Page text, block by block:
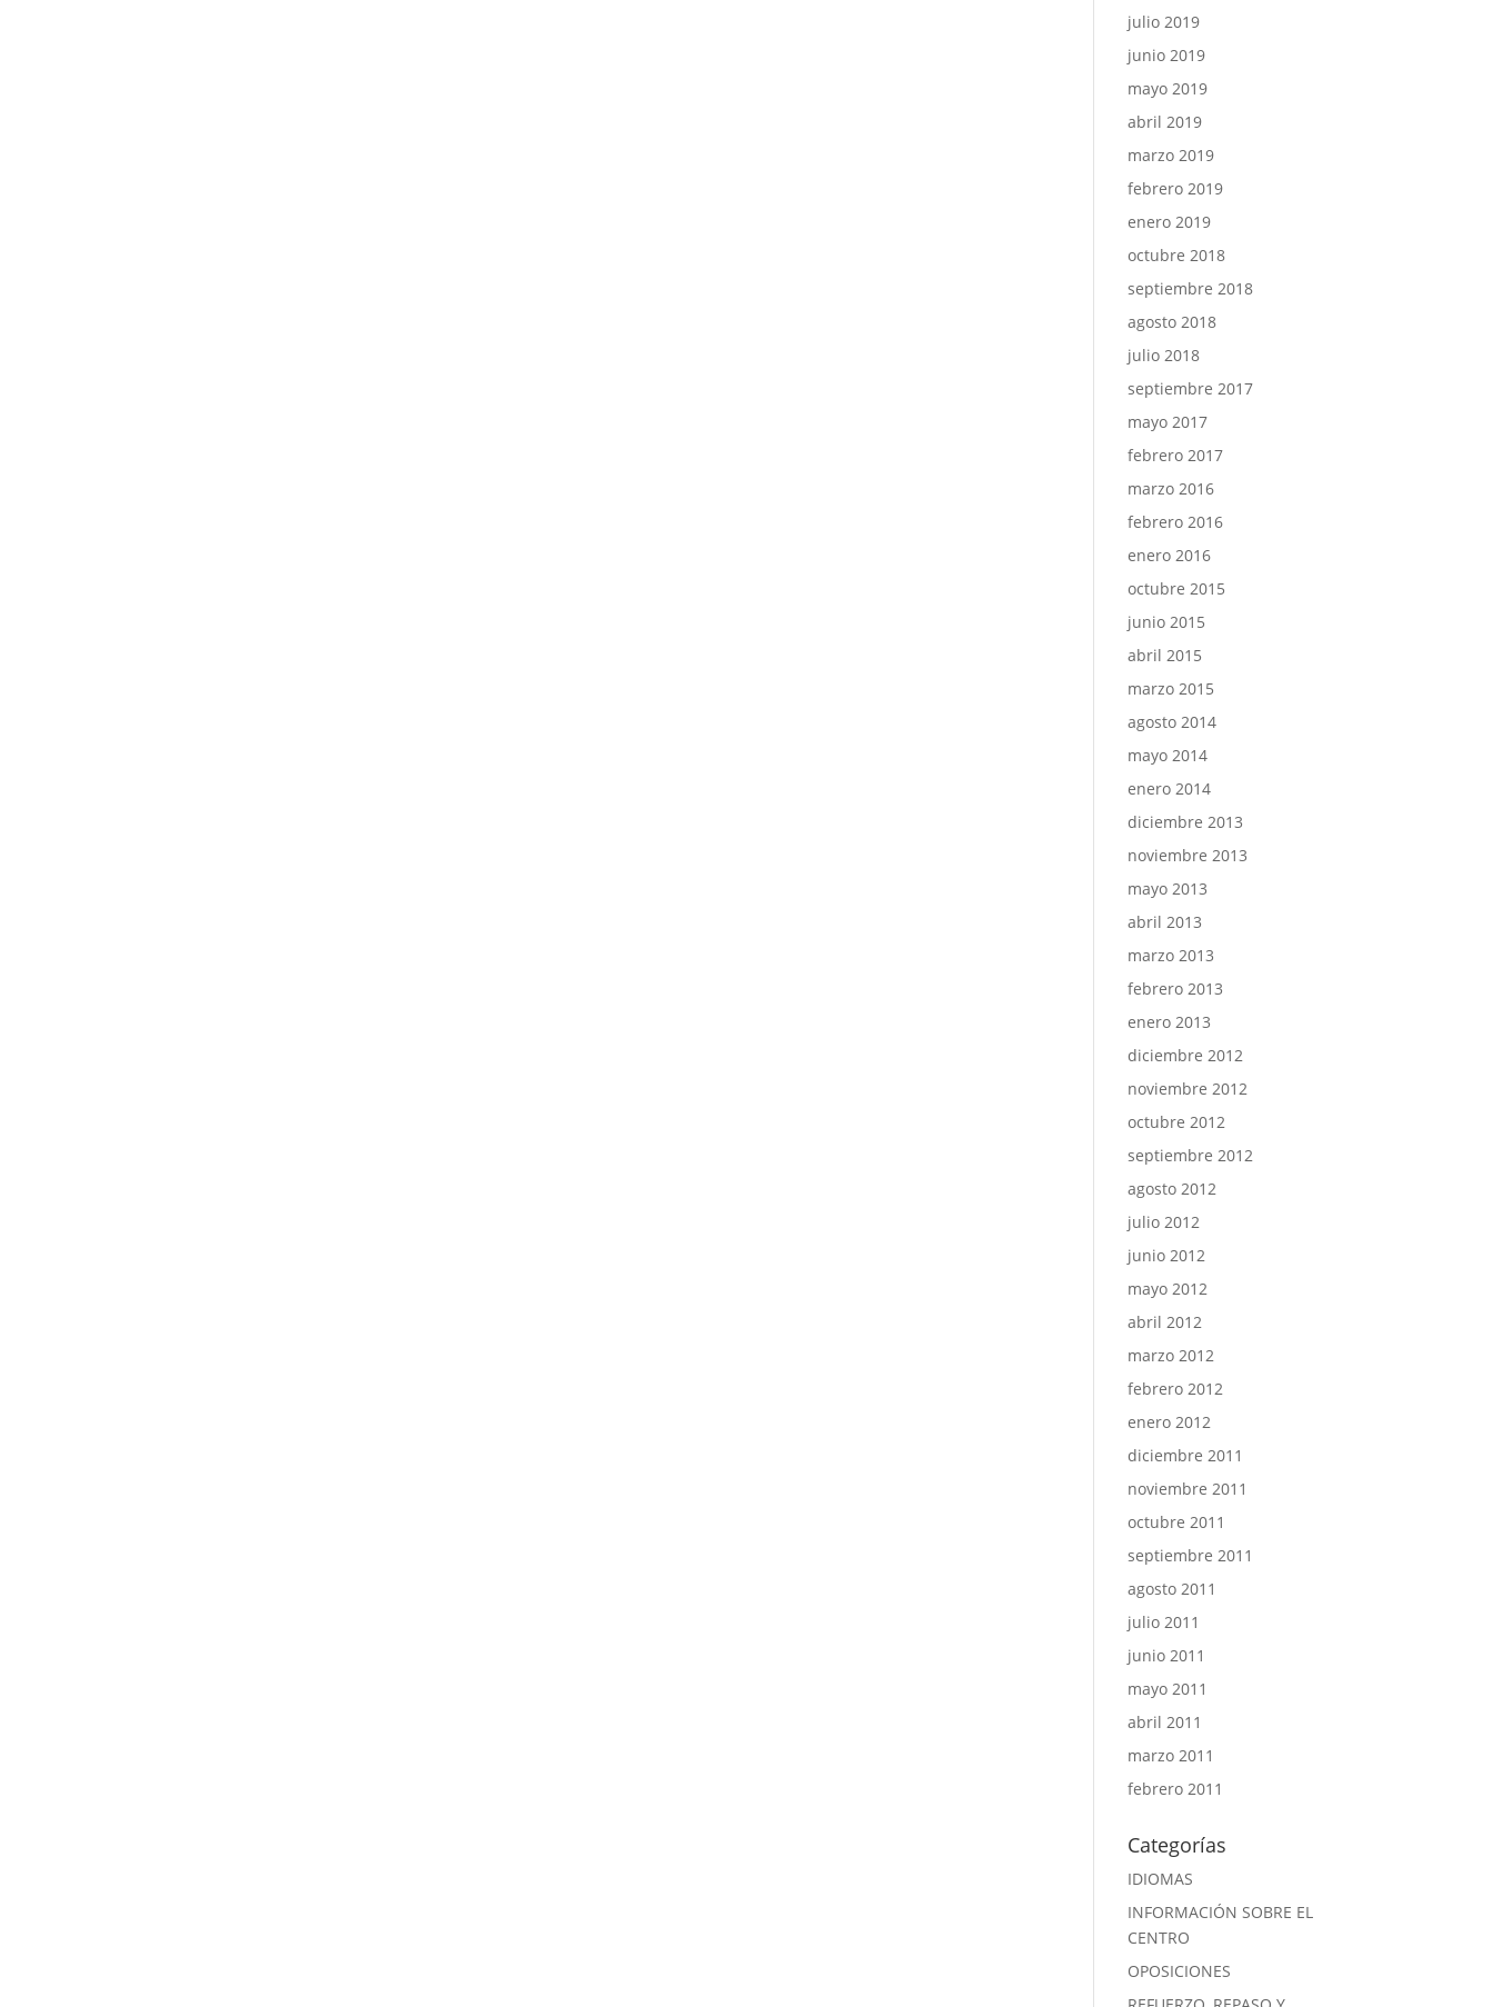
julio 2019
junio 2019
mayo 2019
abril 2019
marzo 2019
febrero 2019
enero 2019
octubre 2018
septiembre 2018
agosto 2018
julio 2018
septiembre 2017
mayo 2017
febrero 2017
marzo 2016
febrero 2016
enero 2016
octubre 2015
junio 2015
abril 2015
marzo 2015
agosto 2014
mayo 2014
enero 2014
diciembre 2013
noviembre 2013
mayo 2013
abril 2013
marzo 2013
febrero 2013
enero 2013
diciembre 2012
noviembre 2012
octubre 2012
septiembre 2012
agosto 2012
julio 2012
junio 2012
mayo 2012
abril 2012
marzo 2012
febrero 2012
enero 2012
diciembre 2011
noviembre 2011
octubre 2011
septiembre 2011
agosto 2011
julio 2011
junio 2011
mayo 2011
abril 2011
marzo 2011
febrero 2011
Categorías
IDIOMAS
INFORMACIÓN SOBRE EL
CENTRO
OPOSICIONES